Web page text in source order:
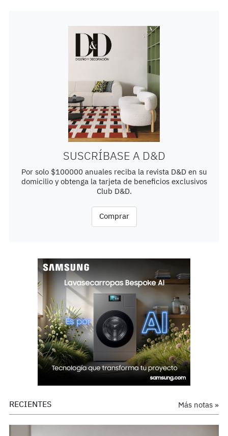
SUSCRÍBASE A D&D
Por solo $100000 anuales reciba la revista D&D en su
domicilio y obtenga la tarjeta de beneficios exclusivos
Club D&D.
Comprar
Más notas »
RECIENTES